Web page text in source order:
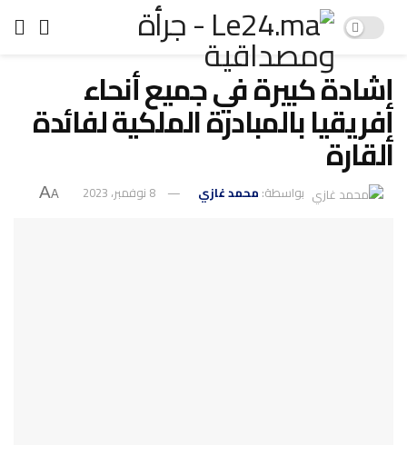
إشادة كبيرة في جميع أنحاء
إفريقيا بالمبادرة الملكية لفائدة
القارة
بواسطة: محمد غازي 8 نوفمبر، 2023 A
A